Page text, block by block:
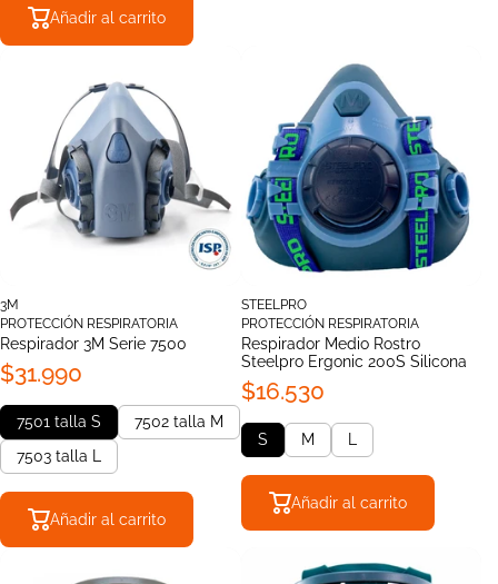
Añadir al carrito
3M
PROTECCIÓN RESPIRATORIA
Respirador 3M Serie 7500
$31.990
7501 talla S
7502 talla M
7503 talla L
Añadir al carrito
STEELPRO
PROTECCIÓN RESPIRATORIA
Respirador Medio Rostro
Steelpro Ergonic 200S Silicona
$16.530
S M L
Añadir al carrito